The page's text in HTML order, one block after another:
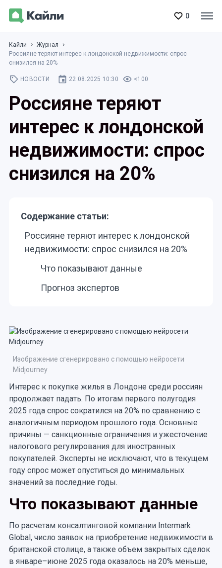
0
Кайли
Журнал
Россияне теряют интерес к лондонской недвижимости: спрос
снизился на 20%
НОВОСТИ 22.08.2025 10:30 <100
Россияне теряют
интерес к лондонской
недвижимости: спрос
снизился на 20%
Содержание статьи:
Россияне теряют интерес к лондонской
недвижимости: спрос снизился на 20%
Что показывают данные
Прогноз экспертов
Изображение сгенерировано с помощью нейросети
Midjourney
Интерес к покупке жилья в Лондоне среди россиян
продолжает падать. По итогам первого полугодия
2025 года спрос сократился на 20% по сравнению с
аналогичным периодом прошлого года. Основные
причины — санкционные ограничения и ужесточение
налогового регулирования для иностранных
покупателей. Эксперты не исключают, что в текущем
году спрос может опуститься до минимальных
значений за последние годы.
Что показывают данные
По расчетам консалтинговой компании Intermark
Global, число заявок на приобретение недвижимости в
британской столице, а также объем закрытых сделок
в январе–июне 2025 года оказалось на 20% меньше,